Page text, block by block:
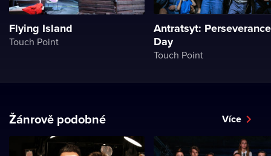
Flying Island
Touch Point
Antratsyt: Perseverance
Day
Touch Point
Žánrově podobné Více